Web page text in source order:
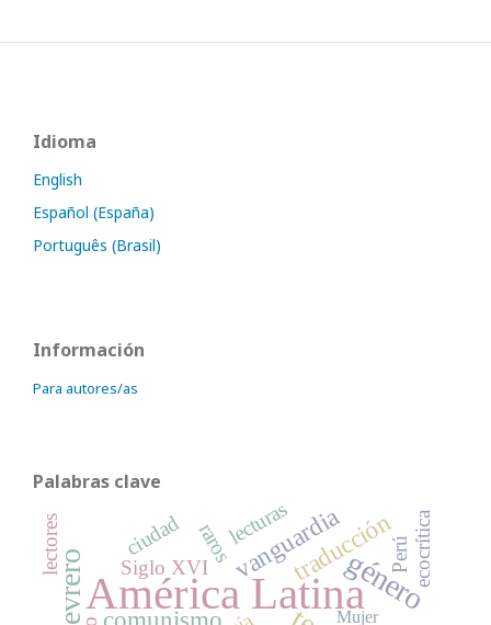
Idioma
English
Español (España)
Português (Brasil)
Información
Para autores/as
Palabras clave
América Latinagénero
traducción
vanguardia
Siglo XVI
raros ecocrítica
lecturas
Perú
ciudad
lectores
Mujer